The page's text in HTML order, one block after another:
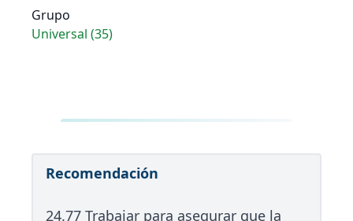
Grupo
Universal (35)
Recomendación
24.77 Trabajar para asegurar que la